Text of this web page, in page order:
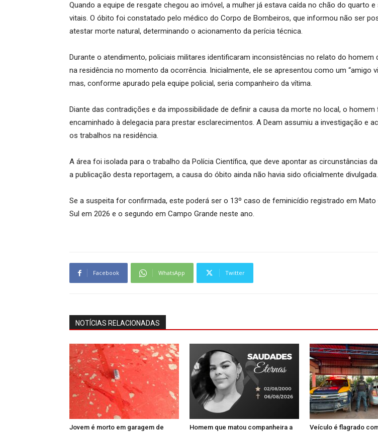
Quando a equipe de resgate chegou ao imóvel, a mulher já estava caída no chão do quarto e
vitais. O óbito foi constatado pelo médico do Corpo de Bombeiros, que informou não ser
atestar morte natural, determinando o acionamento da perícia técnica.
Durante o atendimento, policiais militares identificaram inconsistências no relato do homem
na residência no momento da ocorrência. Inicialmente, ele se apresentou como um “amigo
mas, conforme apurado pela equipe policial, seria companheiro da vítima.
Diante das contradições e da impossibilidade de definir a causa da morte no local, o homem
encaminhado à delegacia para prestar esclarecimentos. A Deam assumiu a investigação e
os trabalhos na residência.
A área foi isolada para o trabalho da Polícia Científica, que deve apontar as circunstâncias
a publicação desta reportagem, a causa do óbito ainda não havia sido oficialmente divulgada.
Se a suspeita for confirmada, este poderá ser o 13º caso de feminicídio registrado em
Sul em 2026 e o segundo em Campo Grande neste ano.
Facebook WhatsApp Twitter
NOTÍCIAS RELACIONADAS
Jovem é morto em garagem de
Homem que matou companheira a
Veículo é flagrado